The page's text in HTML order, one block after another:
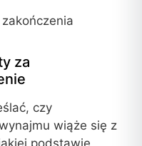
za
czy
wiąże się z
podstawie